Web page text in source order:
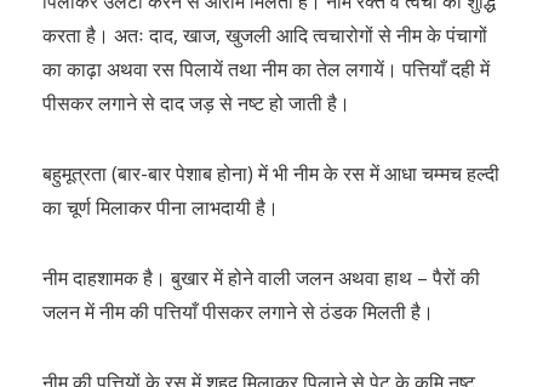
करता है। अतः दाद, खाज, खुजली आदि त्वचारोगों से नीम के पंचागों
का काढ़ा अथवा रस पिलायें तथा नीम का तेल लगायें। पत्तियाँ दही में
पीसकर लगाने से दाद जड़ से नष्ट हो जाती है।
बहुमूत्रता (बार-बार पेशाब होना) में भी नीम के रस में आधा चम्मच हल्दी
का चूर्ण मिलाकर पीना लाभदायी है।
नीम दाहशामक है। बुखार में होने वाली जलन अथवा हाथ – पैरों की
जलन में नीम की पत्तियाँ पीसकर लगाने से ठंडक मिलती है।